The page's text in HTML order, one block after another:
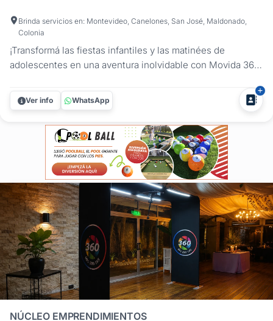
Brinda servicios en: Montevideo, Canelones, San José, Maldonado,
Colonia
¡Transformá las fiestas infantiles y las matinées de
adolescentes en una aventura inolvidable con Movida 360!
perfecto para chicos y adolescentes que quieren divertirse
a lo grande. Los invitados podrán bailar, saltar y usar
cotillón...
Ver info WhatsApp
NÚCLEO EMPRENDIMIENTOS